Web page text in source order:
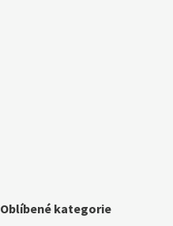
Oblíbené kategorie